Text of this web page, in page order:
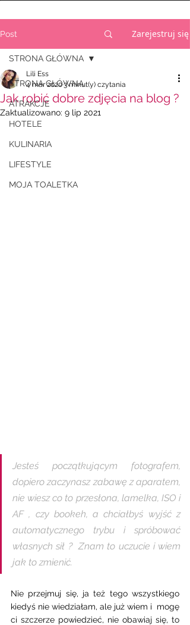
Post Zarejestruj się
STRONA GŁÓWNA
ATRAKCJE
HOTELE
KULINARIA
LIFESTYLE
MOJA TOALETKA
STRONA GŁÓWNA
Jak robić dobre zdjęcia na blog ?
Lili Ess
4 mar 20203 minut(y) czytania
Zaktualizowano: 9 lip 2021
Jesteś początkującym fotografem,
dopiero zaczynasz zabawę z aparatem,
nie wiesz co to przesłona, lamelka, ISO i
AF , czy bookeh, a chciałbyś wyjść z
automatycznego trybu i spróbować
własnych sił ?  Znam to uczucie i wiem
jak to zmienić.
Nie przejmuj się, ja też tego wszystkiego
kiedyś nie wiedziałam, ale już wiem i  mogę
ci szczerze powiedzieć, nie obawiaj się, to